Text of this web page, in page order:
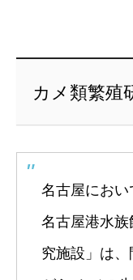
カメ類繁殖
名古屋におい
名古屋港水
究施設」は